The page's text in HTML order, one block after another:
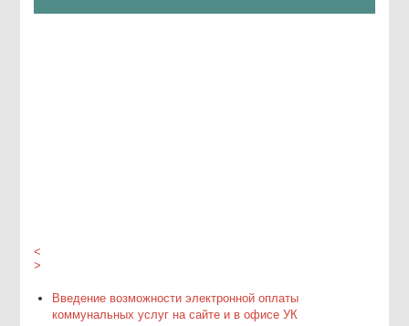
<
>
Введение возможности электронной оплаты
коммунальных услуг на сайте и в офисе УК